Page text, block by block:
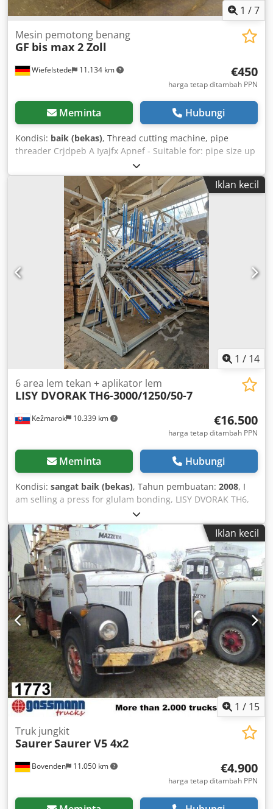
1 /7
Wiefelstede 11.134 km
Mesin pemotong benang
GF bis max 2 Zoll
€450
harga tetap ditambah PPN
Meminta Hubungi
Kondisi: baik (bekas), Thread cutting machine, pipe
threader Crjdpeb A Iyajfx Apnef - Suitable for: pipe size up
to 2" - Thread cutting dies: 1" - Drive: via 3 gears -
Dimensions: 550 x 360 x H240 mm - Weight: 55 kg
Iklan kecil
1 / 14
Kežmarok 10.339 km
6 area lem tekan + aplikator lem
LISY DVORAKTH6-3000/1250/50-7
€16.500
harga tetap ditambah PPN
Meminta Hubungi
Kondisi: sangat baik (bekas), Tahun pembuatan: 2008, I
am selling a press for glulam bonding, LISY DVORAK TH6,
year of manufacture 2008. Material size: 3000 x 1250 x 50
mm 6 work surfaces, manual rotation. 6 hydraulic top
pressure units per surface / pump 1.1 kW 6 manual
pressure units per surface Net weight: 1200 kg Codskd
Drhopfx Apnorf Glue application machine LISY DVORAK
NL200 is included in the price. Very good condition.
Available immediately.
Iklan kecil
1 / 15
Bovenden 11.050 km
Truk jungkit
SaurerSaurer V5 4x2
€4.900
harga tetap ditambah PPN